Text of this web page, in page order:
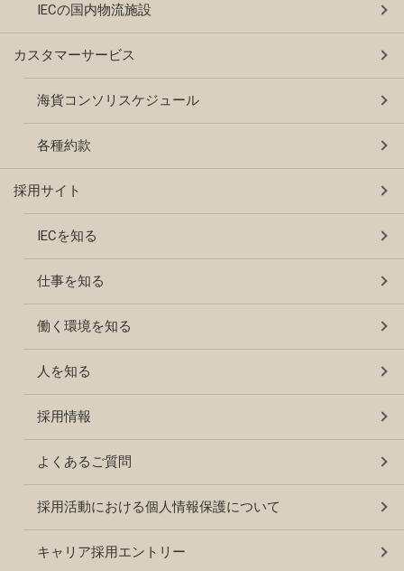
IECの国内物流施設
カスタマーサービス
海貨コンソリスケジュール
各種約款
採用サイト
IECを知る
仕事を知る
働く環境を知る
人を知る
採用情報
よくあるご質問
採用活動における個人情報保護について
キャリア採用エントリー